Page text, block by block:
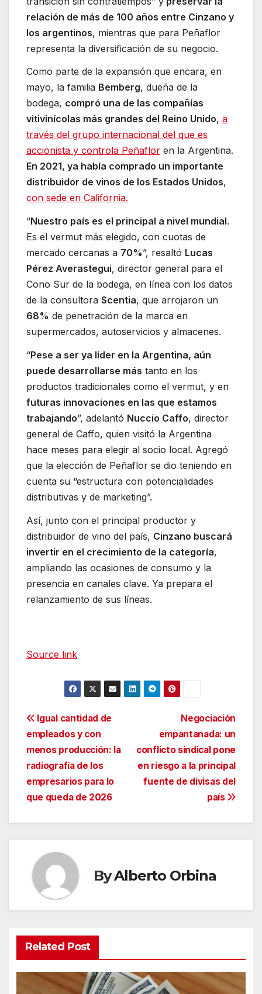
relación de más de 100 años entre Cinzano y
los argentinos, mientras que para Peñaflor
representa la diversificación de su negocio.
Como parte de la expansión que encara, en
mayo, la familia Bemberg, dueña de la
bodega, compró una de las compañías
vitivinícolas más grandes del Reino Unido, a
través del grupo internacional del que es
accionista y controla Peñaflor en la Argentina.
En 2021, ya había comprado un importante
distribuidor de vinos de los Estados Unidos,
con sede en California.
“Nuestro país es el principal a nivel mundial.
Es el vermut más elegido, con cuotas de
mercado cercanas a 70%”, resaltó Lucas
Pérez Averastegui, director general para el
Cono Sur de la bodega, en línea con los datos
de la consultora Scentia, que arrojaron un
68% de penetración de la marca en
supermercados, autoservicios y almacenes.
“Pese a ser ya líder en la Argentina, aún
puede desarrollarse más tanto en los
productos tradicionales como el vermut, y en
futuras innovaciones en las que estamos
trabajando”, adelantó Nuccio Caffo, director
general de Caffo, quien visitó la Argentina
hace meses para elegir al socio local. Agregó
que la elección de Peñaflor se dio teniendo en
cuenta su “estructura con potencialidades
distributivas y de marketing”.
Así, junto con el principal productor y
distribuidor de vino del país, Cinzano buscará
invertir en el crecimiento de la categoría,
ampliando las ocasiones de consumo y la
presencia en canales clave. Ya prepara el
relanzamiento de sus líneas.
Source link
Navegación
de
entradas
Negociación
empantanada: un
conflicto sindical pone
en riesgo a la principal
fuente de divisas del
país
Igual cantidad de
empleados y con
menos producción: la
radiografía de los
empresarios para lo
que queda de 2026
ByAlberto Orbina
Related Post